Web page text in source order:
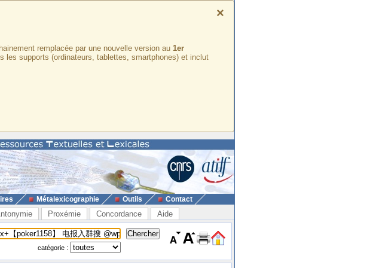
×
remplacée par une nouvelle version au 1er
les supports (ordinateurs, tablettes, smartphones) et inclut
Métalexicographie Outils Contact
Proxémie Concordance Aide
catégorie :